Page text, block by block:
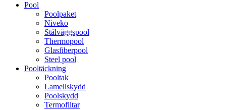
Pool
Poolpaket
Niveko
Stålväggspool
Thermopool
Glasfiberpool
Steel pool
Pooltäckning
Pooltak
Lamellskydd
Poolskydd
Termofiltar